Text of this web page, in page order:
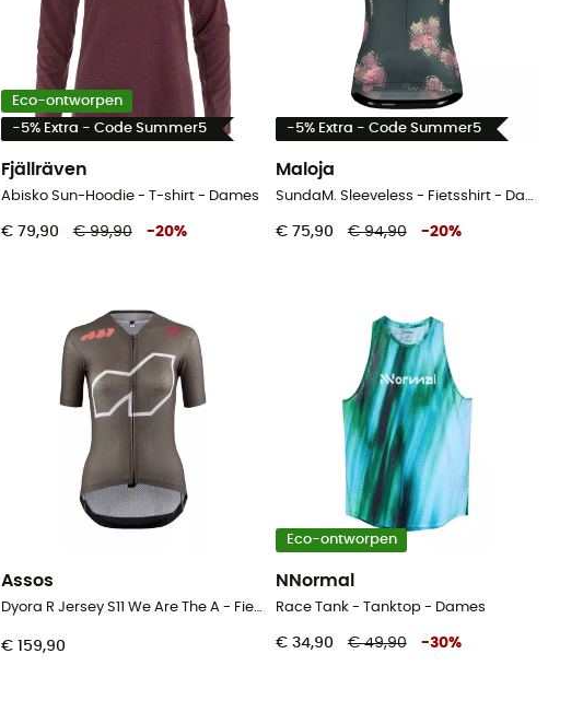
Eco-ontworpen
-5% Extra - Code Summer5
Fjällräven
Abisko Sun-Hoodie - T-shirt - Dames
€ 79,90 € 99,90 -20%
-5% Extra - Code Summer5
Maloja
SundaM. Sleeveless - Fietsshirt - Dames
€ 75,90 € 94,90 -20%
Assos
Dyora R Jersey S11 We Are The A - Fietsshirt - Dames
€ 159,90
Eco-ontworpen
NNormal
Race Tank - Tanktop - Dames
€ 34,90 € 49,90 -30%